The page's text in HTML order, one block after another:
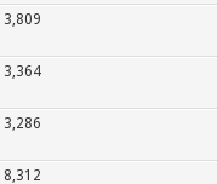
3,809
3,364
3,286
8,312